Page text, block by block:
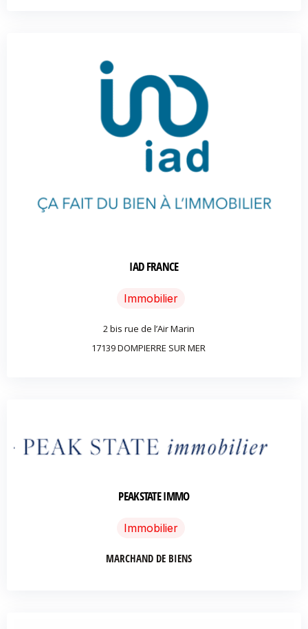
IAD FRANCE
Immobilier
2 bis rue de l’Air Marin
17139 DOMPIERRE SUR MER
PEAKSTATE IMMO
Immobilier
MARCHAND DE BIENS